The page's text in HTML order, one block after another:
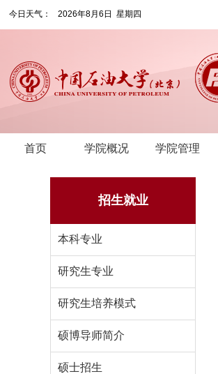
今日天气： 2026年8月6日 星期四
首页 学院概况 学院管理
招生就业
本科专业
研究生专业
研究生培养模式
硕博导师简介
硕士招生